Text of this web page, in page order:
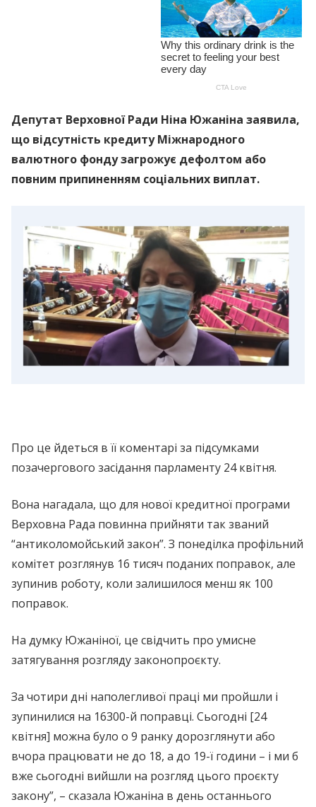
Депутат Верховної Ради Ніна Южаніна заявила,
що відсутність кредиту Міжнародного
валютного фонду загрожує дефолтом або
повним припиненням соціальних виплат.
Про це йдеться в її коментарі за підсумками
позачергового засідання парламенту 24 квітня.
Вона нагадала, що для нової кредитної програми
Верховна Рада повинна прийняти так званий
“антиколомойський закон”. З понеділка профільний
комітет розглянув 16 тисяч поданих поправок, але
зупинив роботу, коли залишилося менш як 100
поправок.
На думку Южаніної, це свідчить про умисне
затягування розгляду законопроєкту.
За чотири дні наполегливої праці ми пройшли і
зупинилися на 16300-й поправці. Сьогодні [24
квітня] можна було о 9 ранку дорозглянути або
вчора працювати не до 18, а до 19-ї години – і ми б
вже сьогодні вийшли на розгляд цього проєкту
закону”, – сказала Южаніна в день останнього